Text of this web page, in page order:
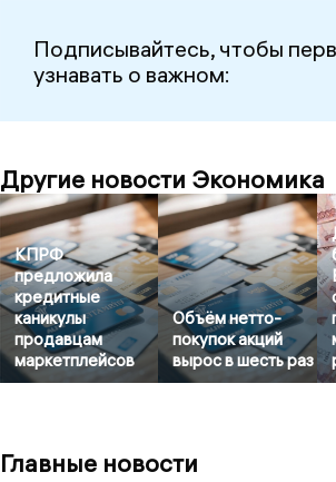
Подписывайтесь, чтобы
узнавать о важном:
Другие новости Экономика
КПРФ
предложила
кредитные
каникулы
продавцам
маркетплейсов
Объём нетто-
покупок акций
вырос в шесть раз
Главные новости